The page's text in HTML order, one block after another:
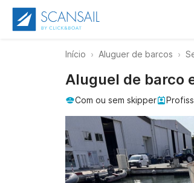
Início Aluguer de barcos
Aluguel de barco
Com ou sem skipper